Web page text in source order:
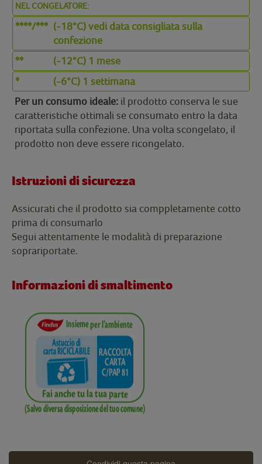
NEL CONGELATORE:
****/*** (-18°C) vedi data consigliata sulla
confezione
**
(-12°C) 1 mese
*
(-6°C) 1 settimana
Per un consumo ideale: il prodotto conserva le sue
caratteristiche ottimali se consumato entro la data
riportata sulla confezione. Una volta scongelato, il
prodotto non deve essere ricongelato.
Istruzioni di sicurezza
Assicurati che il prodotto sia comppletamente cotto
prima di consumarlo
Segui attentamente le modalità di preparazione
soprariportate.
Informazioni di smaltimento